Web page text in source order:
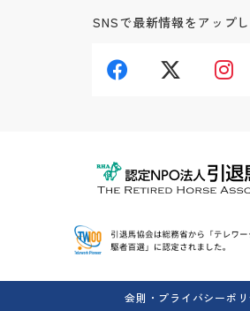
SNSで最新情報をアップ
会則・プライバシーポリ